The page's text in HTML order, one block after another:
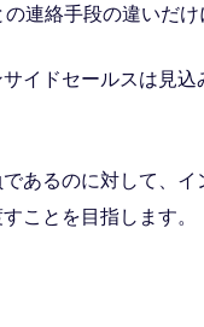
連絡手段の違いだけ
イドセールスは見
あるのに対して、
ことを目指します。